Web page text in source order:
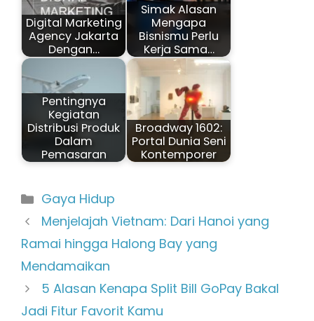
Digital Marketing
Agency Jakarta
Dengan…
Simak Alasan
Mengapa
Bisnismu Perlu
Kerja Sama…
Pentingnya
Kegiatan
Distribusi Produk
Dalam
Pemasaran
Broadway 1602:
Portal Dunia Seni
Kontemporer
Kategori
Gaya Hidup
Menjelajah Vietnam: Dari Hanoi yang
Ramai hingga Halong Bay yang
Mendamaikan
5 Alasan Kenapa Split Bill GoPay Bakal
Jadi Fitur Favorit Kamu